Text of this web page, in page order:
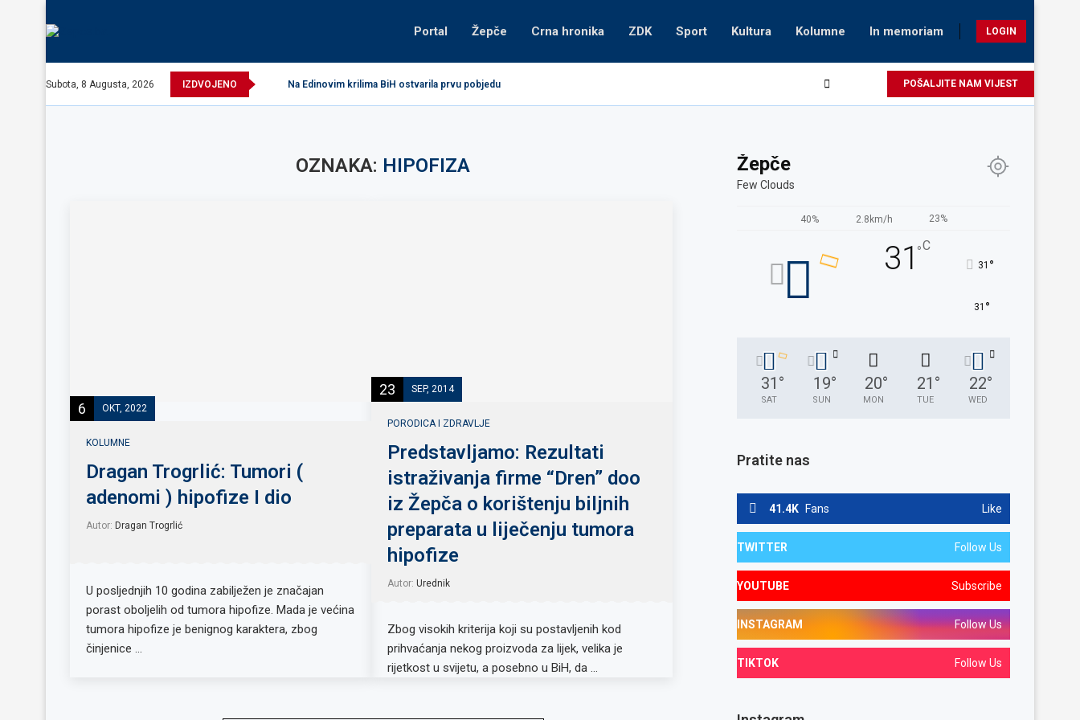
Portal Žepče Crna hronika ZDK Sport Kultura Kolumne In memoriam LOGIN
Subota, 8 Augusta, 2026 IZDVOJENO Na Edinovim krilima BiH ostvarila prvu pobjedu POŠALJITE NAM VIJEST
OZNAKA: HIPOFIZA
6 OKT, 2022
KOLUMNE
Dragan Trogrlić: Tumori (
adenomi ) hipofize I dio
Autor: Dragan Trogrlić
U posljednjih 10 godina zabilježen je značajan
porast oboljelih od tumora hipofize. Mada je većina
tumora hipofize je benignog karaktera, zbog
činjenice …
23 SEP, 2014
PORODICA I ZDRAVLJE
Predstavljamo: Rezultati
istraživanja firme “Dren” doo
iz Žepča o korištenju biljnih
preparata u liječenju tumora
hipofize
Autor: Urednik
Zbog visokih kriterija koji su postavljenih kod
prihvaćanja nekog proizvoda za lijek, velika je
rijetkost u svijetu, a posebno u BiH, da …
Žepče
Few Clouds
40% 2.8km/h 23%
31°C
31 °
31 °
31 °
SAT
19°
SUN
20°
MON
21 °
TUE
22°
WED
Pratite nas
41.4K Fans Like
TWITTER Follow Us
YOUTUBE Subscribe
INSTAGRAM Follow Us
TIKTOK Follow Us